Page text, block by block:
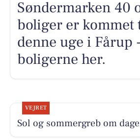
Søndermarken 40
boliger er kommet
denne uge i Fårup
boligerne her.
VEJRET
Sol og sommergreb om